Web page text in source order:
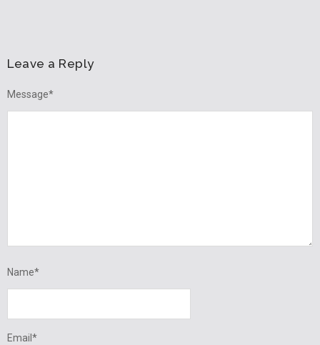
Leave a Reply
Message*
Name*
Email *